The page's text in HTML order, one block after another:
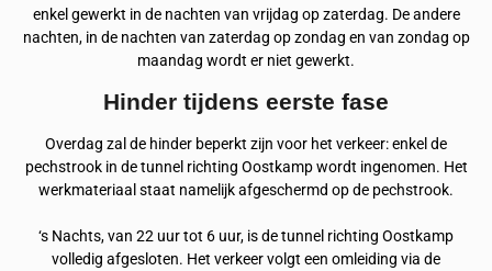
enkel gewerkt in de nachten van vrijdag op zaterdag. De andere
nachten, in de nachten van zaterdag op zondag en van zondag op
maandag wordt er niet gewerkt.
Hinder tijdens eerste fase
Overdag zal de hinder beperkt zijn voor het verkeer: enkel de
pechstrook in de tunnel richting Oostkamp wordt ingenomen. Het
werkmateriaal staat namelijk afgeschermd op de pechstrook.
‘s Nachts, van 22 uur tot 6 uur, is de tunnel richting Oostkamp
volledig afgesloten. Het verkeer volgt een omleiding via de